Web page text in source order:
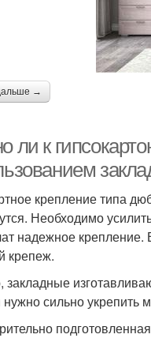
→
ли к
крепление типа
Необходимо
надежное
крепеж.
нужно сильно